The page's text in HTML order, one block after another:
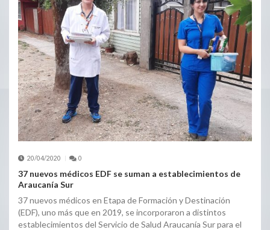
20/04/2020 0
37 nuevos médicos EDF se suman a establecimientos de
Araucanía Sur
37 nuevos médicos en Etapa de Formación y Destinación
(EDF), uno más que en 2019, se incorporaron a distintos
establecimientos del Servicio de Salud Araucanía Sur para el